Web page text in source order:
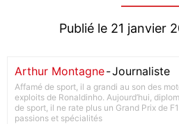
Publié le 21 janvier
Arthur Montagne-Journaliste
Affamé de sport, il a grandi au son des
exploits de Ronaldinho. Aujourd’hui,
de sport, il ne rate plus un Grand Prix de
passions et spécialités